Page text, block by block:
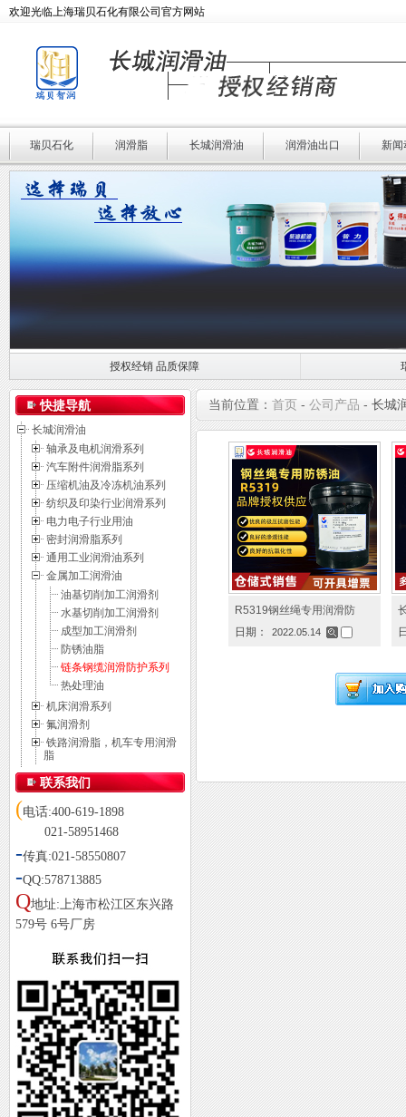
欢迎光临上海瑞贝石化有限公司官方网站
瑞贝石化 润滑脂 长城润滑油 润滑油出口 新闻
授权经销 品质保障
授权经销 品质保障
瑞贝石化 专业润滑
快捷导航
长城润滑油
轴承及电机润滑系列
汽车附件润滑脂系列
压缩机油及冷冻机油系列
纺织及印染行业润滑系列
电力电子行业用油
密封润滑脂系列
通用工业润滑油系列
金属加工润滑油
油基切削加工润滑剂
水基切削加工润滑剂
成型加工润滑剂
防锈油脂
链条钢缆润滑防护系列
热处理油
机床润滑系列
氟润滑剂
铁路润滑脂，机车专用润滑
脂
联系我们
(电话:400-619-1898
021-58951468
-传真:021-58550807
-QQ:578713885
Q地址:上海市松江区东兴路
579号 6号厂房
当前位置： 首页 - 公司产品 - 长城
R5319钢丝绳专用润滑防
日期：
2022.05.14